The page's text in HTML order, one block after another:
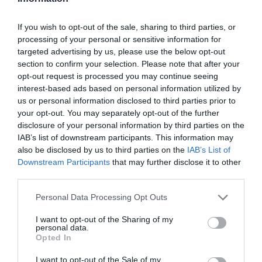
If you wish to opt-out of the sale, sharing to third parties, or
processing of your personal or sensitive information for
targeted advertising by us, please use the below opt-out
section to confirm your selection. Please note that after your
opt-out request is processed you may continue seeing
interest-based ads based on personal information utilized by
us or personal information disclosed to third parties prior to
your opt-out. You may separately opt-out of the further
disclosure of your personal information by third parties on the
IAB’s list of downstream participants. This information may
also be disclosed by us to third parties on the IAB’s List of
Downstream Participants that may further disclose it to other
Please note that this website/app uses one or more Google
not limited to your visit or usage behaviour. You may click to
grant or deny consent to Google and its third-party tags to
use your data for below specified purposes in below Google
consent section.
Personal Data Processing Opt Outs
I want to opt-out of the Sharing of my
personal data.
Opted In
I want to opt-out of the Sale of my
Azerbaidžānā treneris Kaprioti
gandarīts par volejbolistu sniegumu,
reakciju un pat par kļūdām
Bedrītis/Rinkevičs nepārvar Hamburgas
“Elite 16” turnīra izslēgšanas spēļu
pirmo kārtu
Neplānota brīvdiena!
Graudiņa/Samoilova bez cīņas iekļūst
Hamburgas “Elite 16” pusfinālā